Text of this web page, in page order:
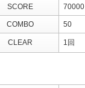
SCORE 70000
COMBO 50
CLEAR 1回